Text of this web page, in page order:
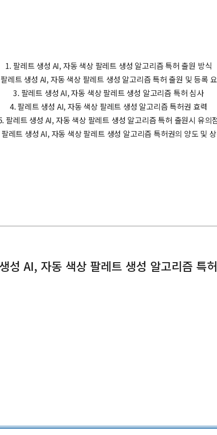
1. 팔레트 생성 AI, 자동 색상 팔레트 생성 알고리즘 특허 출원 방식
레트 생성 AI, 자동 색상 팔레트 생성 알고리즘 특허 출원 및 등록
3. 팔레트 생성 AI, 자동 색상 팔레트 생성 알고리즘 특허 심사
4. 팔레트 생성 AI, 자동 색상 팔레트 생성 알고리즘 특허권 효력
팔레트 생성 AI, 자동 색상 팔레트 생성 알고리즘 특허 출원시 유의
레트 생성 AI, 자동 색상 팔레트 생성 알고리즘 특허권의 양도 및
성 AI, 자동 색상 팔레트 생성 알고리즘 특